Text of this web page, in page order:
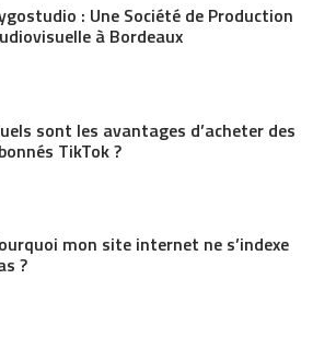
: Une Société de Production
à Bordeaux
sont les avantages d’acheter des
TikTok ?
mon site internet ne s’indexe
?